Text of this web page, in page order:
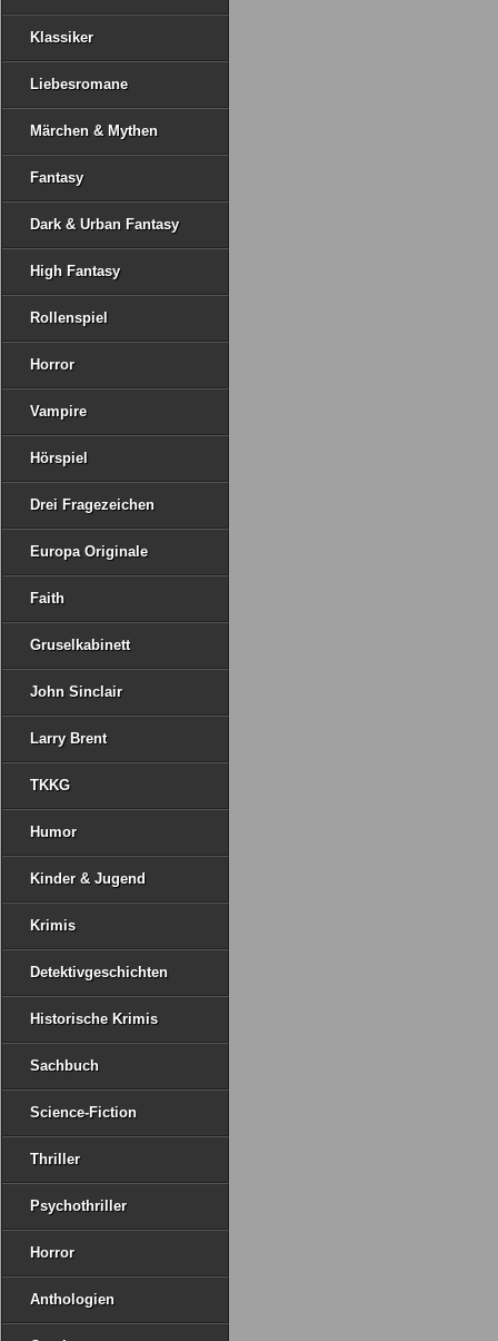
Klassiker
Liebesromane
Märchen & Mythen
Fantasy
Dark & Urban Fantasy
High Fantasy
Rollenspiel
Horror
Vampire
Hörspiel
Drei Fragezeichen
Europa Originale
Faith
Gruselkabinett
John Sinclair
Larry Brent
TKKG
Humor
Kinder & Jugend
Krimis
Detektivgeschichten
Historische Krimis
Sachbuch
Science-Fiction
Thriller
Psychothriller
Horror
Anthologien